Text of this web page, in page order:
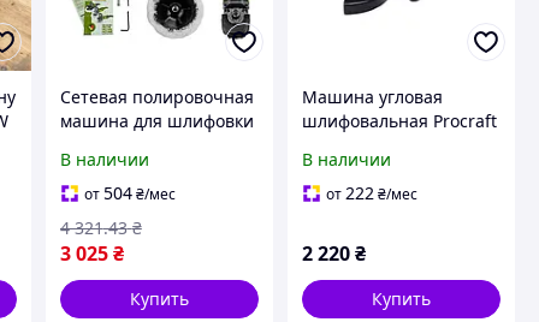
Сетевая полировочная
машина для шлифовки
Полировальная
машина с
регулировкой оборотов
В наличии
от504 ₴/мес
3 025 ₴
4 321.43 ₴
Купить
Машина угловая
шлифовальная Procraft
мм Болгарка для
шлифовки углов
В наличии
от222₴/мес
2 220₴
Купить